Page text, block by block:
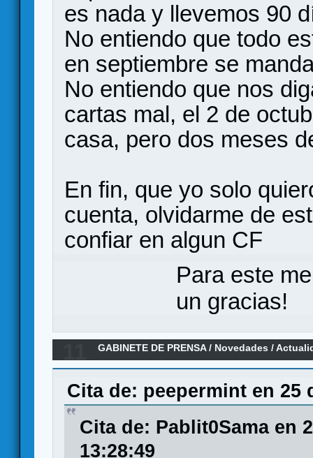
es nada y llevemos 90
No entiendo que todo
en septiembre se
No entiendo que nos
cartas mal, el 2 de
casa, pero dos meses
En fin, que yo solo
cuenta, olvidarme de
confiar en algun CF
Para este
un gracias!
GABINETE DE PRENSA/ Novedades /
Cita de: peepermint en 25
Cita de: Pablit0Sama en
13:28:49